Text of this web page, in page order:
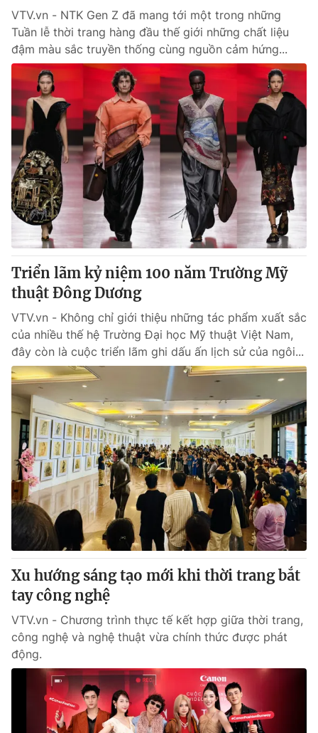
VTV.vn - NTK Gen Z đã mang tới một trong những
Tuần lễ thời trang hàng đầu thế giới những chất liệu
đậm màu sắc truyền thống cùng nguồn cảm hứng...
Triển lãm kỷ niệm 100 năm Trường Mỹ
thuật Đông Dương
VTV.vn - Không chỉ giới thiệu những tác phẩm xuất sắc
của nhiều thế hệ Trường Đại học Mỹ thuật Việt Nam,
đây còn là cuộc triển lãm ghi dấu ấn lịch sử của ngôi...
Xu hướng sáng tạo mới khi thời trang bắt
tay công nghệ
VTV.vn - Chương trình thực tế kết hợp giữa thời trang,
công nghệ và nghệ thuật vừa chính thức được phát
động.